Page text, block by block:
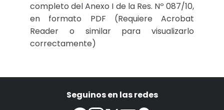
completo del Anexo I de la Res. Nº 087/10,
en formato PDF (Requiere Acrobat
Reader o similar para visualizarlo
correctamente)
Seguinos en las redes